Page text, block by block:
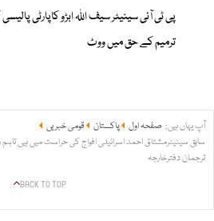
ترمیم کے حق میں ووٹ
آپ یہاں ہیں: صفحہ اول پاکستان
قومی خبریں
سابق سینیٹرمشتاق احمد اسرائیلی افواج کی حراست میں ہیں
ترجمان دفترخارجہ
BACK TO TOP